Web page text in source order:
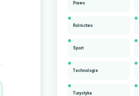
Prawo
Rolnictwo
Sport
Technologie
Turystyka